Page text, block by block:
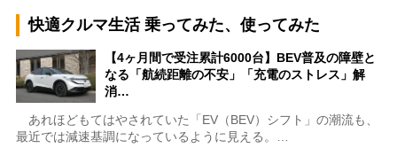
快適クルマ生活 乗ってみた、使ってみた
【4ヶ月間で受注累計6000台】BEV普及の障壁と
なる「航続距離の不安」「充電のストレス」解
消…
あれほどもてはやされていた「EV（BEV）シフト」の潮流も、
最近では減速基調になっているように見える。…